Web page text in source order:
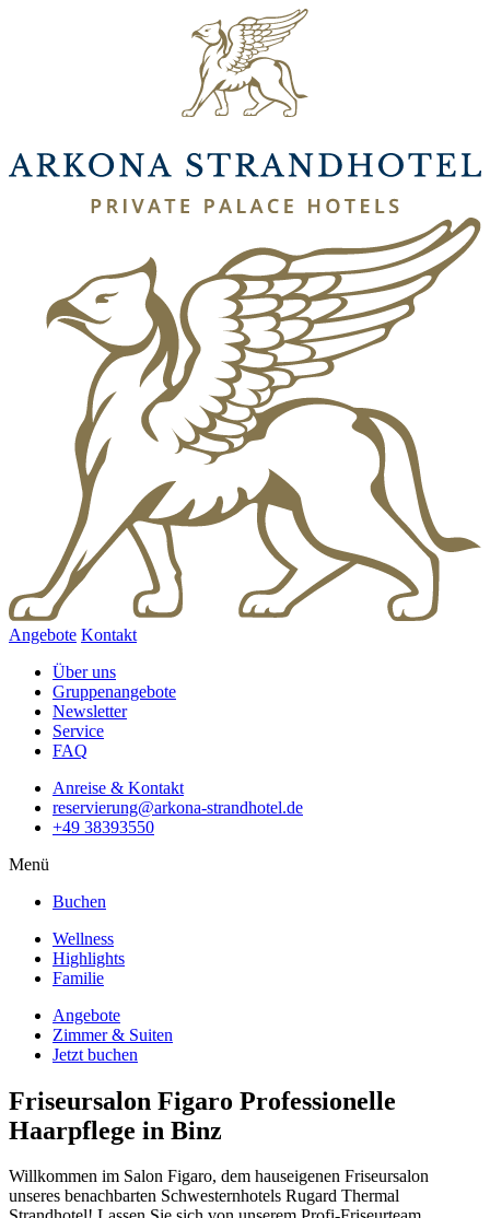
Angebote Kontakt
Über uns
Gruppenangebote
Newsletter
Service
FAQ
Anreise & Kontakt
reservierung@arkona-strandhotel.de
+49 38393550
Menü
Buchen
Wellness
Highlights
Familie
Angebote
Zimmer & Suiten
Jetzt buchen
Friseursalon Figaro Professionelle
Haarpflege in Binz
Willkommen im Salon Figaro, dem hauseigenen Friseursalon
unseres benachbarten Schwesternhotels Rugard Thermal